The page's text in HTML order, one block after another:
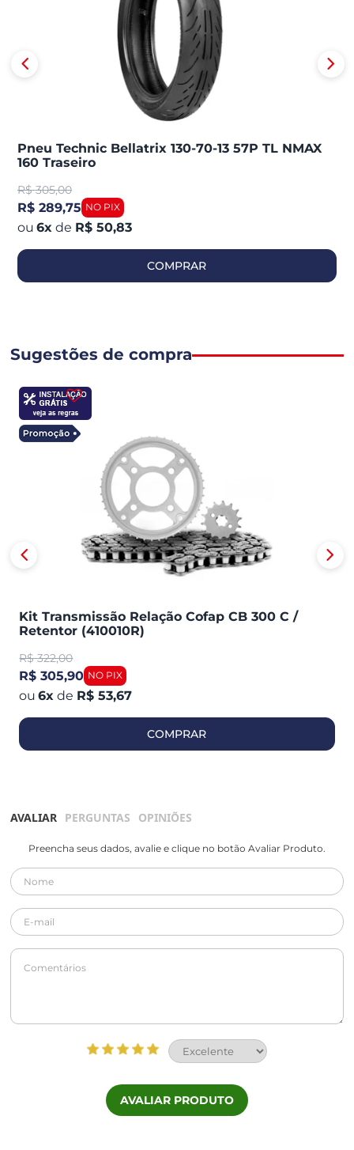
Pneu Technic Bellatrix 130-70-13 57P TL NMAX
160 Traseiro
R$ 305,00
R$ 289,75
6x de R$ 50,83
COMPRAR
Sugestões de compra
Kit Transmissão Relação Cofap CB 300 C /
Retentor (410010R)
R$ 322,00
R$ 305,90
6x de R$ 53,67
COMPRAR
AVALIAR PERGUNTAS OPINIÕES
Preencha seus dados, avalie e clique no botão Avaliar Produto.
AVALIAR PRODUTO